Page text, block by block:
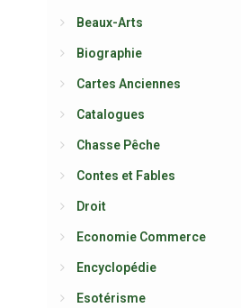
Beaux-Arts
Biographie
Cartes Anciennes
Catalogues
Chasse Pêche
Contes et Fables
Droit
Economie Commerce
Encyclopédie
Esotérisme